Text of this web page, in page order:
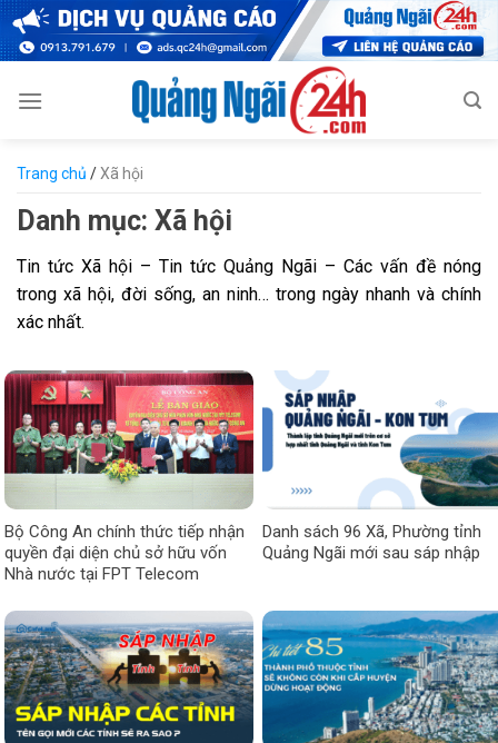
Skip
to
Trang chủ /Xã hội
Danh mục: Xã hội
Tin tức Xã hội – Tin tức Quảng Ngãi – Các vấn đề nóng
trong xã hội, đời sống, an ninh… trong ngày nhanh và chính
xác nhất.
Bộ Công An chính thức tiếp nhận
quyền đại diện chủ sở hữu vốn
Nhà nước tại FPT Telecom
Danh sách 96 Xã, Phường tỉnh
Quảng Ngãi mới sau sáp nhập